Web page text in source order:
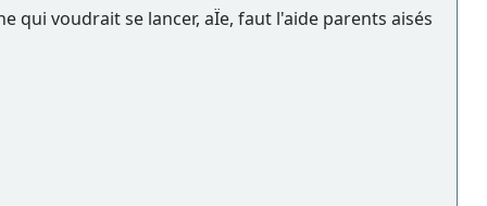
voudrait se lancer, aÏe, faut l'aide parents aisés